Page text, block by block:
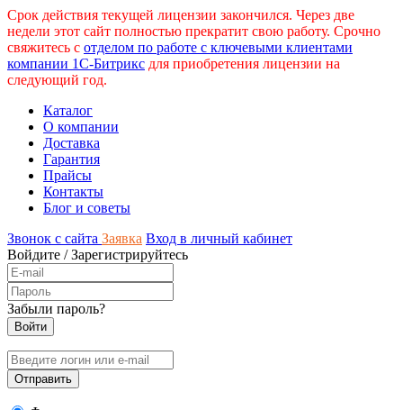
Срок действия текущей лицензии закончился. Через две
недели этот сайт полностью прекратит свою работу. Срочно
свяжитесь с отделом по работе с ключевыми клиентами
компании 1С-Битрикс для приобретения лицензии на
следующий год.
Каталог
О компании
Доставка
Гарантия
Прайсы
Контакты
Блог и советы
Звонок с сайта Заявка Вход в личный кабинет
Войдите /Зарегистрируйтесь
Забыли пароль?